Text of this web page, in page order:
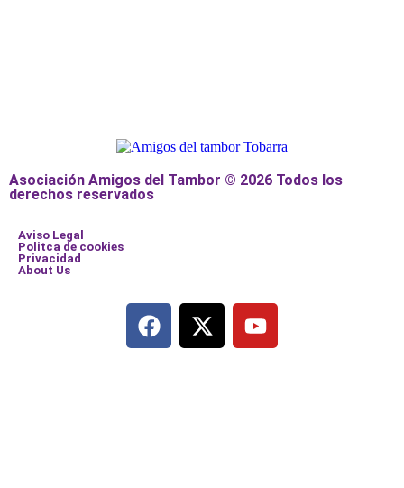
Asociación Amigos del Tambor © 2026 Todos los
derechos reservados
Aviso Legal
Politca de cookies
Privacidad
About Us